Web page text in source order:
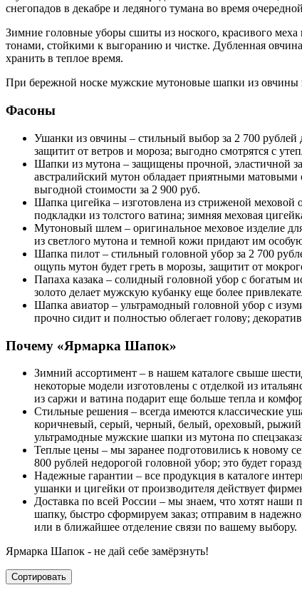
снегопадов в декабре и ледяного тумана во время
Зимние головные уборы сшиты из ноского, красивого
тонами, стойкими к выгоранию и чистке. Дубленная
хранить в теплое время.
При бережной носке мужские мутоновые шапки из овчины
Фасоны
Ушанки из овчины – стильный выбор за 2 700 рублей
защитит от ветров и мороза; выгодно смотрятся с
Шапки из мутона – защищены прочной, эластичной
австралийский мутон обладает приятными матовыми
выгодной стоимости за 2 900 руб.
Шапка цигейка – изготовлена из стриженой
подкладки из толстого ватина; зимняя меховая
Мутоновый шлем – оригинальное меховое изделие
из светлого мутона и темной кожи придают им
Шапка пилот – стильный головной убор за 2 700
ощупь мутон будет греть в морозы, защитит от
Папаха казака – солидный головной убор с богатым
золото делает мужскую кубанку еще более
Шапка авиатор – ультрамодный головной убор с
прочно сидит и полностью облегает голову;
Почему «Ярмарка Шапок»
Зимний ассортимент – в нашем каталоге свыше
некоторые модели изготовлены с отделкой из
из саржи и ватина подарит еще больше тепла и
Стильные решения – всегда имеются классические
коричневый, серый, черный, белый, ореховый,
ультрамодные мужские шапки из мутона по
Теплые цены – мы заранее подготовились к новому
800 рублей недорогой головной убор; это будет
Надежные гарантии – все продукция в каталоге
ушанки и цигейки от производителя действует
Доставка по всей России – мы знаем, что хотят
шапку, быстро сформируем заказ; отправим в
или в ближайшее отделение связи по вашему выбору.
Ярмарка Шапок - не дай себе замёрзнуть!
Сортировать